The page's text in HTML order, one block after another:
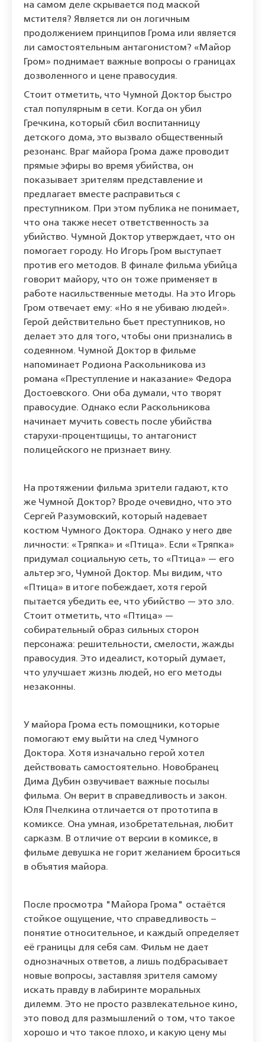
на самом деле скрывается под маской
мстителя? Является ли он логичным
продолжением принципов Грома или является
ли самостоятельным антагонистом? «Майор
Гром» поднимает важные вопросы о границах
дозволенного и цене правосудия.
Стоит отметить, что Чумной Доктор быстро
стал популярным в сети. Когда он убил
Гречкина, который сбил воспитанницу
детского дома, это вызвало общественный
резонанс. Враг майора Грома даже проводит
прямые эфиры во время убийства, он
показывает зрителям представление и
предлагает вместе расправиться с
преступником. При этом публика не понимает,
что она также несет ответственность за
убийство. Чумной Доктор утверждает, что он
помогает городу. Но Игорь Гром выступает
против его методов. В финале фильма убийца
говорит майору, что он тоже применяет в
работе насильственные методы. На это Игорь
Гром отвечает ему: «Но я не убиваю людей».
Герой действительно бьет преступников, но
делает это для того, чтобы они признались в
содеянном. Чумной Доктор в фильме
напоминает Родиона Раскольникова из
романа «Преступление и наказание» Федора
Достоевского. Они оба думали, что творят
правосудие. Однако если Раскольникова
начинает мучить совесть после убийства
старухи-процентщицы, то антагонист
полицейского не признает вину.
На протяжении фильма зрители гадают, кто
же Чумной Доктор? Вроде очевидно, что это
Сергей Разумовский, который надевает
костюм Чумного Доктора. Однако у него две
личности: «Тряпка» и «Птица». Если «Тряпка»
придумал социальную сеть, то «Птица» — его
альтер эго, Чумной Доктор. Мы видим, что
«Птица» в итоге побеждает, хотя герой
пытается убедить ее, что убийство — это зло.
Стоит отметить, что «Птица» —
собирательный образ сильных сторон
персонажа: решительности, смелости, жажды
правосудия. Это идеалист, который думает,
что улучшает жизнь людей, но его методы
незаконны.
У майора Грома есть помощники, которые
помогают ему выйти на след Чумного
Доктора. Хотя изначально герой хотел
действовать самостоятельно. Новобранец
Дима Дубин озвучивает важные посылы
фильма. Он верит в справедливость и закон.
Юля Пчелкина отличается от прототипа в
комиксе. Она умная, изобретательная, любит
сарказм. В отличие от версии в комиксе, в
фильме девушка не горит желанием броситься
в объятия майора.
После просмотра "Майора Грома" остаётся
стойкое ощущение, что справедливость –
понятие относительное, и каждый определяет
её границы для себя сам. Фильм не дает
однозначных ответов, а лишь подбрасывает
новые вопросы, заставляя зрителя самому
искать правду в лабиринте моральных
дилемм. Это не просто развлекательное кино,
это повод для размышлений о том, что такое
хорошо и что такое плохо, и какую цену мы